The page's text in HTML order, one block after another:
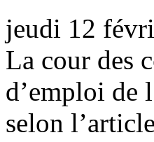
jeudi 12
La cour des
d’emploi de
selon